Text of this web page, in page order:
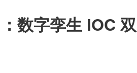
数字孪生 IOC 双